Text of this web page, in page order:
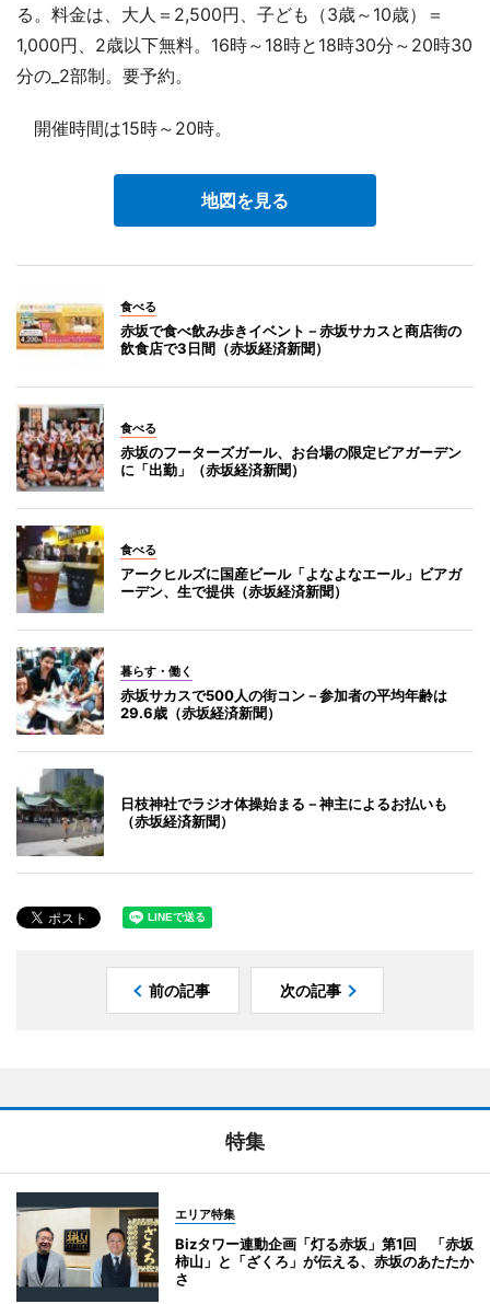
る。料金は、大人＝2,500円、子ども（3歳～10歳）＝
1,000円、2歳以下無料。16時～18時と18時30分～20時30
分の_2部制。要予約。
開催時間は15時～20時。
地図を見る
食べる
赤坂で食べ飲み歩きイベント－赤坂サカスと商店街の
飲食店で3日間（赤坂経済新聞）
食べる
赤坂のフーターズガール、お台場の限定ビアガーデン
に「出勤」（赤坂経済新聞）
食べる
アークヒルズに国産ビール「よなよなエール」ビアガ
ーデン、生で提供（赤坂経済新聞）
暮らす・働く
赤坂サカスで500人の街コン－参加者の平均年齢は
29.6歳（赤坂経済新聞）
日枝神社でラジオ体操始まる－神主によるお払いも
（赤坂経済新聞）
前の記事 次の記事
特集
エリア特集
Bizタワー連動企画「灯る赤坂」第1回 「赤坂
柿山」と「ざくろ」が伝える、赤坂のあたたか
さ